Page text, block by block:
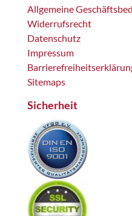
Allgemeine
Widerrufsrecht
Datenschutz
Impressum
Sitemaps
Sicherheit